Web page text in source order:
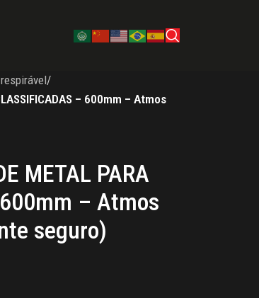
/
– 600mm – Atmos
METAL PARA
600mm – Atmos
seguro)